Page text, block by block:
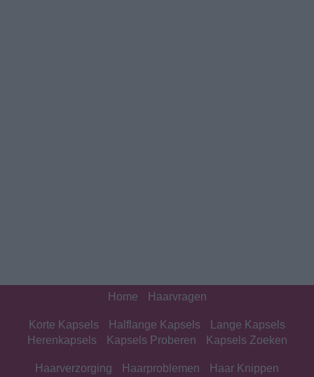
Home Haarvragen
Korte Kapsels Halflange Kapsels
Lange Kapsels
Herenkapsels
Kapsels Proberen Kapsels Zoeken
Haarverzorging Haarproblemen Haar Knippen